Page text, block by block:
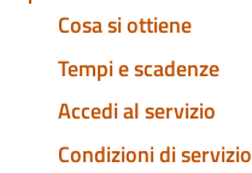
Cosa si ottiene
Tempi e scadenze
Accedi al servizio
Condizioni di servizio